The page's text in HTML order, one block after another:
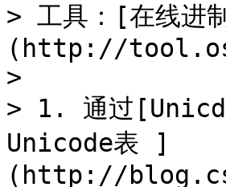
> 工具：[在线进
(http://
>
> 1. 通过
Unicode表 ]
(http://